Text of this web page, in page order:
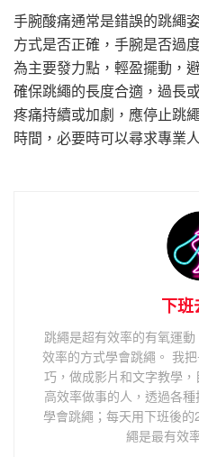
手腕酸痛通常是錯誤的跳繩
方式是否正確，手腕是否過
為主要發力點，輕盈擺動，
確保跳繩的長度合適，過長
疼痛持續或加劇，應停止跳
時間，必要時可以尋求專業
下班
跳繩是超有效率的有氧運
效率的方式學會跳繩。 我
巧，做成影片和文字教學
高效率做事的人，透過各
學會跳繩；每天用下班後
繩是最有效